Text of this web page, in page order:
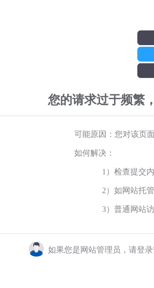
您的请求过于频繁
可能原因：您对该页
如何解决：
1）检查提交
2）如网站托
3）普通网站
如果您是网站管理员，请登